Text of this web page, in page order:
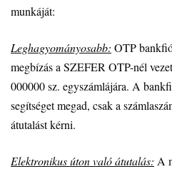
munkáját:
Leghagyományosabb: OTP
megbízás a SZEFER OTP-nél
000000 sz. egyszámlájára. A
segítséget megad, csak a
átutalást kérni.
Elektronikus úton való átutalás: A